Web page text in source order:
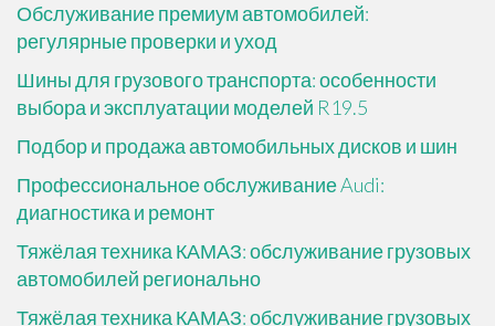
Обслуживание премиум автомобилей:
регулярные проверки и уход
Шины для грузового транспорта: особенности
выбора и эксплуатации моделей R19.5
Подбор и продажа автомобильных дисков и шин
Профессиональное обслуживание Audi:
диагностика и ремонт
Тяжёлая техника КАМАЗ: обслуживание грузовых
автомобилей регионально
Тяжёлая техника КАМАЗ: обслуживание грузовых